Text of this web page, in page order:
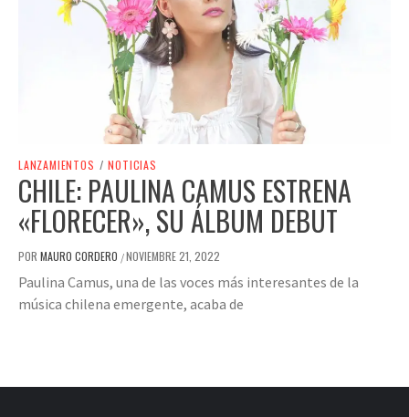
LANZAMIENTOS / NOTICIAS
CHILE: PAULINA CAMUS ESTRENA
«FLORECER», SU ÁLBUM DEBUT
POR MAURO CORDERO /NOVIEMBRE 21, 2022
Paulina Camus, una de las voces más interesantes de la
música chilena emergente, acaba de